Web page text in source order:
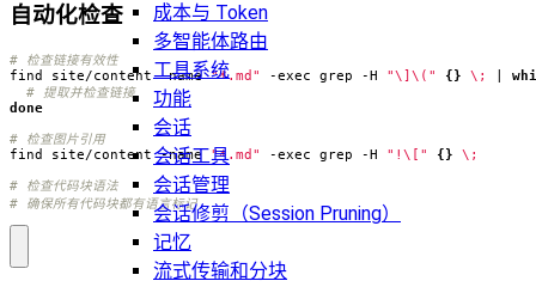
成本与 Token
多智能体路由
工具系统
功能
会话
会话工具
会话管理
会话修剪（Session Pruning）
记忆
流式传输和分块
自动化检查
# 检查链接有效性
find site/content -name "*.md" -exec grep -H "\]\(" {} \;
# 提取并检查链接
done
# 检查图片引用
find site/content -name "*.md" -exec grep -H "!\[" {} \;
# 检查代码块语法
# 确保所有代码块都有语言标记